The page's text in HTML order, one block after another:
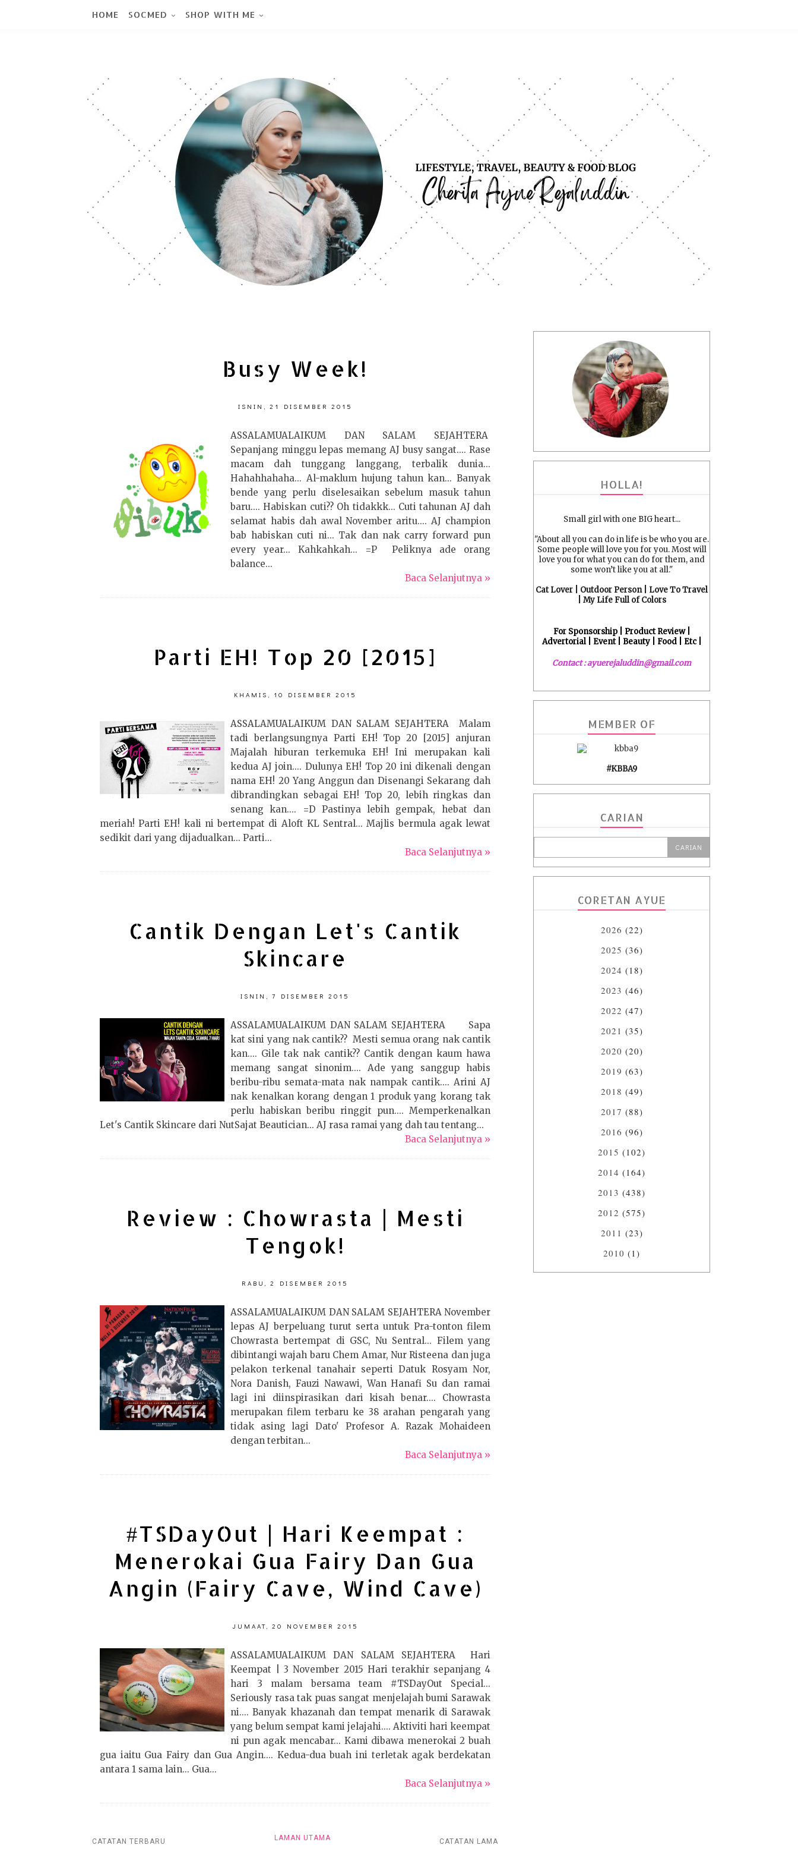
HOME SOCMED SHOP WITH ME
Busy Week!
ISNIN, 21 DISEMBER 2015
ASSALAMUALAIKUM DAN SALAM SEJAHTERA
Sepanjang minggu lepas memang AJ busy sangat.... Rase
macam dah tunggang langgang, terbalik dunia...
Hahahhahaha... Al-maklum hujung tahun kan... Banyak
bende yang perlu diselesaikan sebelum masuk tahun
baru.... Habiskan cuti?? Oh tidakkk... Cuti tahunan AJ dah
selamat habis dah awal November aritu.... AJ champion
bab habiskan cuti ni... Tak dan nak carry forward pun
every year... Kahkahkah... =P Peliknya ade orang
balance...
Baca Selanjutnya »
Parti EH! Top 20 [2015]
KHAMIS, 10 DISEMBER 2015
ASSALAMUALAIKUM DAN SALAM SEJAHTERA Malam
tadi berlangsungnya Parti EH! Top 20 [2015] anjuran
Majalah hiburan terkemuka EH! Ini merupakan kali
kedua AJ join.... Dulunya EH! Top 20 ini dikenali dengan
nama EH! 20 Yang Anggun dan Disenangi Sekarang dah
dibrandingkan sebagai EH! Top 20, lebih ringkas dan
senang kan.... =D Pastinya lebih gempak, hebat dan
meriah! Parti EH! kali ni bertempat di Aloft KL Sentral... Majlis bermula agak lewat
sedikit dari yang dijadualkan... Parti...
Baca Selanjutnya »
Cantik Dengan Let's Cantik
Skincare
ISNIN, 7 DISEMBER 2015
ASSALAMUALAIKUM DAN SALAM SEJAHTERA Sapa
kat sini yang nak cantik?? Mesti semua orang nak cantik
kan.... Gile tak nak cantik?? Cantik dengan kaum hawa
memang sangat sinonim.... Ade yang sanggup habis
beribu-ribu semata-mata nak nampak cantik.... Arini AJ
nak kenalkan korang dengan 1 produk yang korang tak
perlu habiskan beribu ringgit pun.... Memperkenalkan
Let's Cantik Skincare dari NutSajat Beautician... AJ rasa ramai yang dah tau tentang...
Baca Selanjutnya »
Review : Chowrasta | Mesti
Tengok!
RABU, 2 DISEMBER 2015
ASSALAMUALAIKUM DAN SALAM SEJAHTERA November
lepas AJ berpeluang turut serta untuk Pra-tonton filem
Chowrasta bertempat di GSC, Nu Sentral... Filem yang
dibintangi wajah baru Chem Amar, Nur Risteena dan juga
pelakon terkenal tanahair seperti Datuk Rosyam Nor,
Nora Danish, Fauzi Nawawi, Wan Hanafi Su dan ramai
lagi ini diinspirasikan dari kisah benar.... Chowrasta
merupakan filem terbaru ke 38 arahan pengarah yang
tidak asing lagi Dato' Profesor A. Razak Mohaideen
dengan terbitan...
Baca Selanjutnya »
#TSDayOut | Hari Keempat :
Menerokai Gua Fairy Dan Gua
Angin (Fairy Cave, Wind Cave)
JUMAAT, 20 NOVEMBER 2015
ASSALAMUALAIKUM DAN SALAM SEJAHTERA Hari
Keempat | 3 November 2015 Hari terakhir sepanjang 4
hari 3 malam bersama team #TSDayOut Special...
Seriously rasa tak puas sangat menjelajah bumi Sarawak
ni.... Banyak khazanah dan tempat menarik di Sarawak
yang belum sempat kami jelajahi.... Aktiviti hari keempat
ni pun agak mencabar... Kami dibawa menerokai 2 buah
gua iaitu Gua Fairy dan Gua Angin.... Kedua-dua buah ini terletak agak berdekatan
antara 1 sama lain... Gua...
Baca Selanjutnya »
CATATAN TERBARU CATATAN LAMA
LAMAN UTAMA
HOLLA!
Small girl with one BIG heart...
"About all you can do in life is be who you are.
Some people will love you for you. Most will
love you for what you can do for them, and
some won’t like you at all."
Cat Lover | Outdoor Person | Love To Travel
| My Life Full of Colors
For Sponsorship | Product Review |
Advertorial | Event | Beauty | Food | Etc |
Contact : ayuerejaluddin@gmail.com
MEMBER OF
#KBBA9
CARIAN
CORETAN AYUE
2026 (22)
2025 (36)
2024 (18)
2023 (46)
2022 (47)
2021 (35)
2020 (20)
2019 (63)
2018 (49)
2017 (88)
2016 (96)
2015 (102)
2014 (164)
2013 (438)
2012 (575)
2011 (23)
2010 (1)